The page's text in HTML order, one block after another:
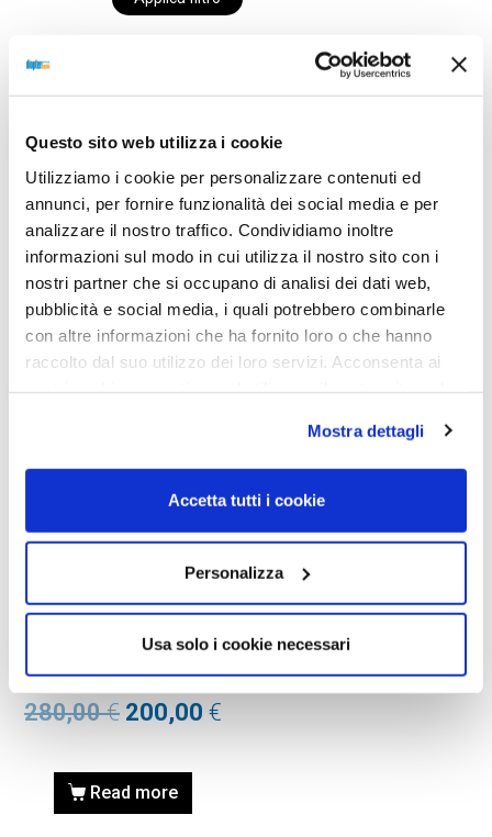
Questo sito web utilizza i cookie
Utilizziamo i cookie per personalizzare contenuti ed
annunci, per fornire funzionalità dei social media e per
analizzare il nostro traffico. Condividiamo inoltre
informazioni sul modo in cui utilizza il nostro sito con i
nostri partner che si occupano di analisi dei dati web,
pubblicità e social media, i quali potrebbero combinarle
con altre informazioni che ha fornito loro o che hanno
raccolto dal suo utilizzo dei loro servizi. Acconsenta ai
Mostra dettagli
Accetta tutti i cookie
Personalizza
Usa solo i cookie necessari
spedizione fino al giorno 31 agosto. BUONE FERIE
da OTTICA DIOPTER
Showing the single result
OCCHIALI DA SOLE
Occhiale da sole Prada 0PR
15WS 01R0A6 – Caramello
tartarugato/rosa pastello
280,00€ 200,00 €
Read more